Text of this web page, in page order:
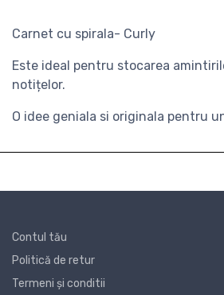
Carnet cu spirala- Curly
Este ideal pentru stocarea
notițelor.
O idee geniala si originala pentru
Contul tău
Politică de retur
Termeni și conditii